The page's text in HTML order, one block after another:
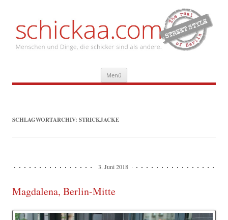
Menü Inhalt
springen
SCHLAGWORTARCHIV: STRICKJACKE
3. Juni 2018
Magdalena, Berlin-Mitte